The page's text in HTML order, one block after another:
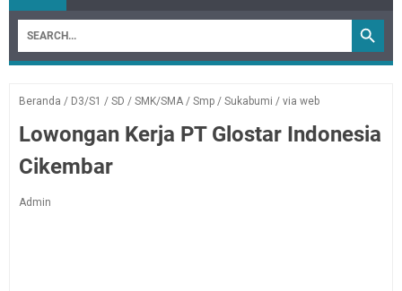
Beranda / D3/S1 / SD / SMK/SMA / Smp / Sukabumi / via web
Lowongan Kerja PT Glostar Indonesia
Cikembar
Admin